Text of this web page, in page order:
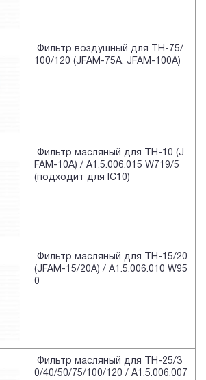
Фильтр воздушный для TH-75/
100/120 (JFAM-75A. JFAM-100A)
Фильтр масляный для TH-10 (J
FAM-10A) / A1.5.006.015 W719/5
(подходит для IC10)
Фильтр масляный для TH-15/20
(JFAM-15/20A) / A1.5.006.010 W95
0
Фильтр масляный для TH-25/3
0/40/50/75/100/120 / A1.5.006.007